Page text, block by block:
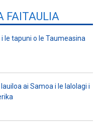
FAITAULIA
le tapuni o le Taumeasina
ai Samoa i le lalolagi i